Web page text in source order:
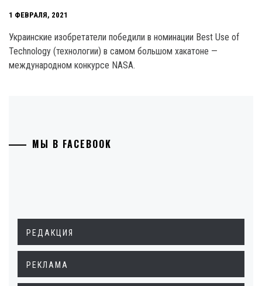
1 ФЕВРАЛЯ, 2021
Украинские изобретатели победили в номинации Best Use of
Technology (технологии) в самом большом хакатоне —
международном конкурсе NASA.
МЫ В FACEBOOK
РЕДАКЦИЯ
РЕКЛАМА